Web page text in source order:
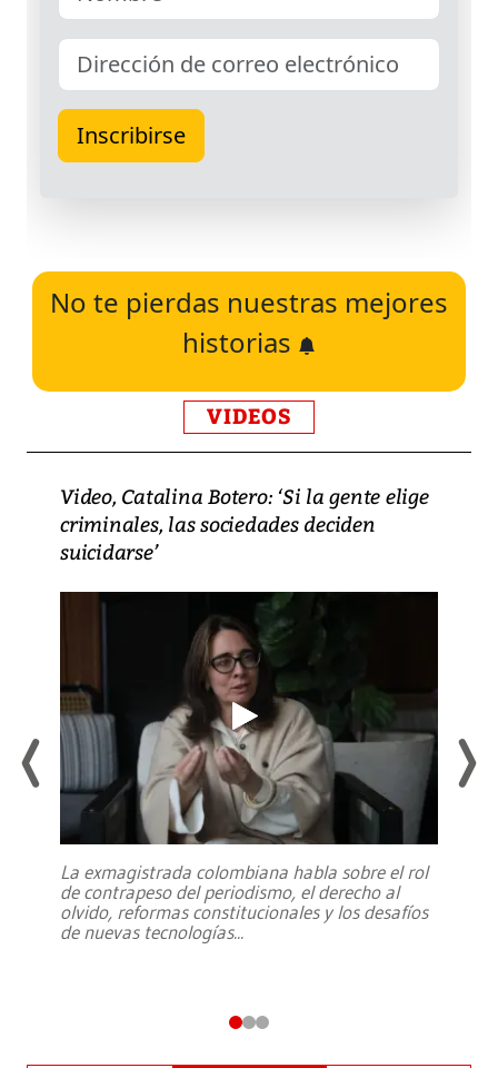
No te pierdas nuestras mejores
historias
VIDEOS
Video, Catalina Botero: ‘Si la gente elige
criminales, las sociedades deciden
suicidarse’
La exmagistrada colombiana habla sobre el rol
de contrapeso del periodismo, el derecho al
olvido, reformas constitucionales y los desafíos
de nuevas tecnologías...